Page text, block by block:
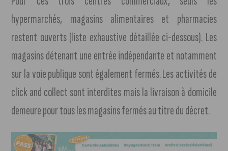
hypermarchés, magasins alimentaires et pharmacies
restent ouverts (liste exhaustive détaillée ci-dessous). Les
magasins détenant une entrée indépendante et notamment
sur la voie publique sont également fermés. Les activités de
click and collect sont interdites mais la livraison à domicile
demeure pour tous les magasins fermés au titre du décret.